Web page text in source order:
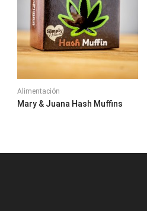
Alimentación
Mary & Juana Hash Muffins